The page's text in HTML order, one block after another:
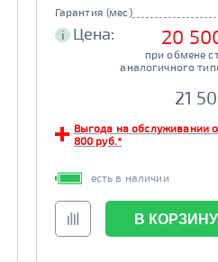
Гарантия (мес)
i Цена: 20
при обмене
аналогичного
21
Выгода на обслуживании
800 руб.*
есть в наличии
В КОРЗИНУ